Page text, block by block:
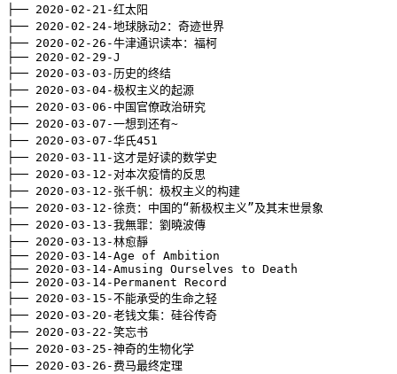
├── 2020 -02-21-红太阳
├── 2020 -02-24-地球脉动2：奇迹世界
├── 2020 -02-26-牛津通识读本：福柯
├── 2020 -02-29-J
├── 2020 -03-03-历史的终结
├── 2020 -03-04-极权主义的起源
├── 2020 -03-06-中国官僚政治研究
├── 2020 -03-07-一想到还有~
├── 2020 -03-07-华氏451
├── 2020 -03-11-这才是好读的数学史
├── 2020 -03-12-对本次疫情的反思
├── 2020 -03-12-张千帆：极权主义的构建
├── 2020 -03-12-徐贲：中国的“新极权主义”及其末世景象
├── 2020 -03-13-我無罪：劉曉波傳
├── 2020 -03-13-林愈靜
├── 2020 -03-14-Age of Ambition
├── 2020 -03-14-Amusing Ourselves to Death
├── 2020 -03-14-Permanent Record
├── 2020 -03-15-不能承受的生命之轻
├── 2020 -03-20-老钱文集：硅谷传奇
├── 2020 -03-22-笑忘书
├── 2020 -03-25-神奇的生物化学
├── 2020 -03-26-费马最终定理